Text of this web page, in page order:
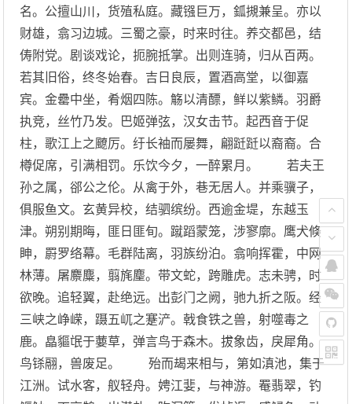
名。公擅山川，货殖私庭。藏镪巨万，鈲摫兼呈。亦以
财雄，翕习边城。三蜀之豪，时来时往。养交都邑，结
俦附党。剧谈戏论，扼腕抵掌。出则连骑，归从百两。
若其旧俗，终冬始春。吉日良辰，置酒高堂，以御嘉
宾。金罍中坐，肴烟四陈。觞以清醥，鲜以紫鳞。羽爵
执竞，丝竹乃发。巴姬弹弦，汉女击节。起西音于促
柱，歌江上之飉厉。纡长袖而屡舞，翩跹跹以裔裔。合
樽促席，引满相罚。乐饮今夕，一醉累月。 若夫王
孙之属，郤公之伦。从禽于外，巷无居人。并乘骥子，
俱服鱼文。玄黄异校，结驷缤纷。西逾金堤，东越玉
津。朔别期晦，匪日匪旬。蹴蹈蒙笼，涉寥廓。鹰犬倏
眒，罻罗络幕。毛群陆离，羽族纷泊。翕响挥霍，中网
林薄。屠麖麋，翦旄麈。带文蛇，跨雕虎。志未骋，时
欲晚。追轻翼，赴绝远。出彭门之阙，驰九折之阪。经
三峡之峥嵘，蹑五屼之蹇浐。戟食铁之兽，射噬毒之
鹿。皛貙氓于葽草，弹言鸟于森木。拔象齿，戾犀角。
鸟铩翮，兽废足。 殆而朅来相与，第如滇池，集于
江洲。试水客，舣轻舟。娉江婓，与神游。罨翡翠，钓